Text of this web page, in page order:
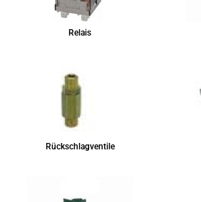
Relais
Rückschlagventile